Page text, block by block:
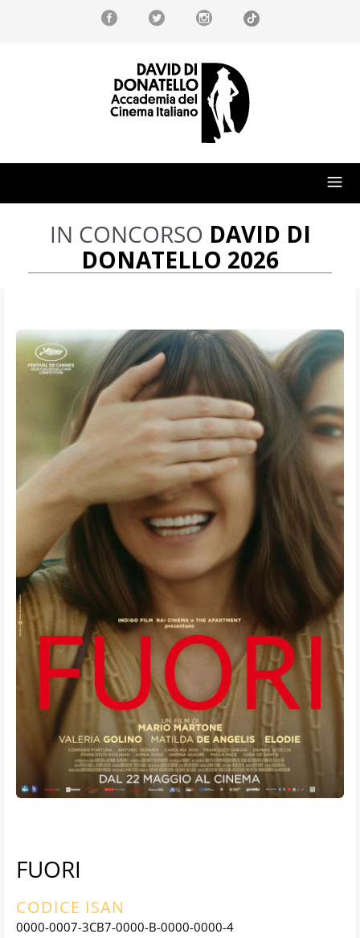
IN CONCORSO DAVID DI
DONATELLO 2026
FUORI
CODICE ISAN
0000-0007-3CB7-0000-B-0000-0000-4